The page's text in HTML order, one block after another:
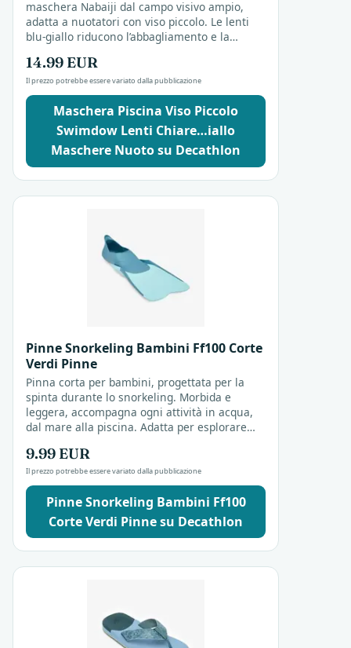
maschera Nabaiji dal campo visivo ampio,
adatta a nuotatori con viso piccolo. Le lenti
blu-giallo riducono l’abbagliamento e la
stabile....
14.99 EUR
Il prezzo potrebbe essere variato dalla pubblicazione
Maschera Piscina Viso Piccolo
Swimdow Lenti Chiare…iallo
Maschere Nuoto su Decathlon
Pinne Snorkeling Bambini Ff100 Corte
Verdi Pinne
Pinna corta per bambini, progettata per la
spinta durante lo snorkeling. Morbida e
leggera, accompagna ogni attività in acqua,
dal mare alla piscina. Adatta per esplorare
pratico per i...
9.99 EUR
Il prezzo potrebbe essere variato dalla pubblicazione
Pinne Snorkeling Bambini Ff100
Corte Verdi Pinne su Decathlon